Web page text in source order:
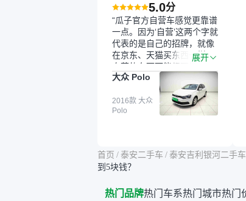
5.0分
“瓜子官方自营车感觉更靠谱
一点。因为‘自营’这两个字就
代表的是自己的招牌，就像
在京东、天猫买东西一样，
自营的东西可能都要好一
点。就是这种刻板印象吧。
一开始买二手车的时候，我
确实有担心过事故车、泡水
车这些问题。瓜子的检测报
况。我拿到你们的信息之
后，自己又在线上去做了一
台），同时也找了朋友帮忙
展开
大众 Polo
2016款 大众
Polo
首页 / 泰安二手车 / 泰安吉利银河二手车
到5块钱？
热门品牌热门车系热门城市热门